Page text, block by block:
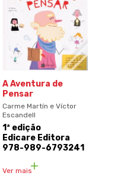
A Aventura de
Pensar
Carme Martín e Víctor
Escandell
1ª edição
Edicare Editora
978-989-6793241
Ver mais